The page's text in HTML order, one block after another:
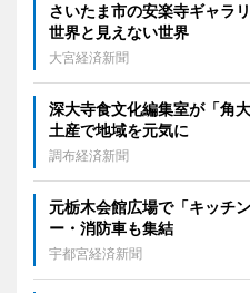
さいたま市の安楽寺ギャラ
世界と見えない世界
大宮経済新聞
深大寺食文化編集室が「角
土産で地域を元気に
調布経済新聞
元栃木会館広場で「キッチ
ー・消防車も集結
宇都宮経済新聞